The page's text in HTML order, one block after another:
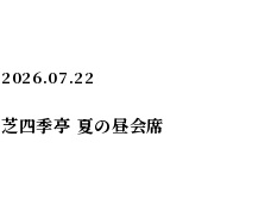
2026.07.22
芝四季亭 夏の昼会席